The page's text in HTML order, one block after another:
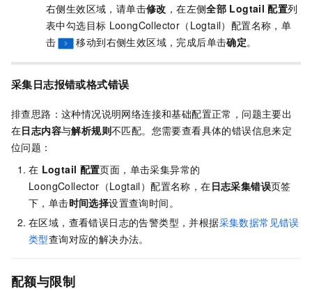
右侧生效区域，请单击修改 ，在左侧全部 Logtail 配置列
表中勾选目标 LoongCollector（Logtail）配置名称，单
击
移动到右侧生效区域，完成后单击确定。
采集日志报错或格式错误
排查思路：这种情况说明网络连接和基础配置正常，问题主要出
在日志内容与解析规则不匹配。您需要查看具体的错误信息来定
位问题：
在 Logtail 配置页面，单击采集异常的
LoongCollector（Logtail）配置名称，在日志采集错误页签
下，单击时间选择设置查询时间。
在区域，查看错误日志的告警类型，并根据采集数据常见错误
类型查询对应的解决办法。
配额与限制